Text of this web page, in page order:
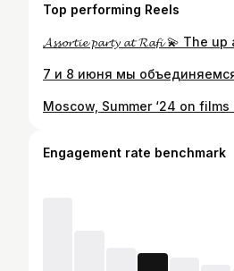
Top performing Reels
Engagement rate benchmark